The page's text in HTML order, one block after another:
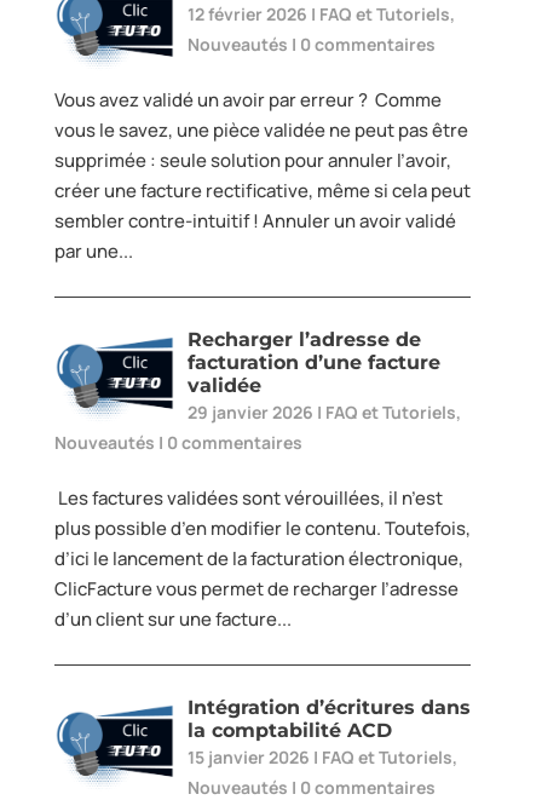
12 février 2026 | FAQ et Tutoriels,
Nouveautés | 0 commentaires
Vous avez validé un avoir par erreur ? Comme
vous le savez, une pièce validée ne peut pas être
supprimée : seule solution pour annuler l’avoir,
créer une facture rectificative, même si cela peut
sembler contre-intuitif ! Annuler un avoir validé
par une...
Recharger l’adresse de
facturation d’une facture
validée
29 janvier 2026 | FAQ et Tutoriels,
Nouveautés | 0 commentaires
Les factures validées sont vérouillées, il n’est
plus possible d’en modifier le contenu. Toutefois,
d’ici le lancement de la facturation électronique,
ClicFacture vous permet de recharger l’adresse
d’un client sur une facture...
Intégration d’écritures dans
la comptabilité ACD
15 janvier 2026 | FAQ et Tutoriels,
Nouveautés | 0 commentaires